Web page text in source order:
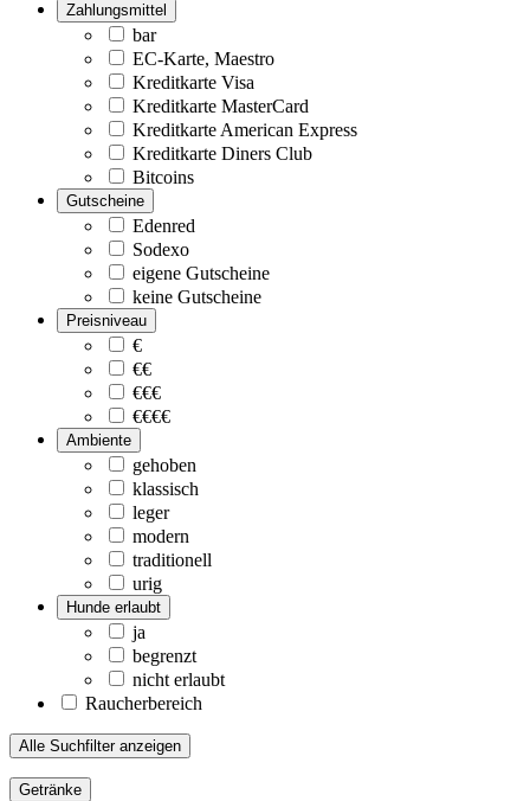
Zahlungsmittel
bar
EC-Karte, Maestro
Kreditkarte Visa
Kreditkarte MasterCard
Kreditkarte American Express
Kreditkarte Diners Club
Bitcoins
Gutscheine
Edenred
Sodexo
eigene Gutscheine
keine Gutscheine
Preisniveau
€
€€
€€€
€€€€
Ambiente
gehoben
klassisch
leger
modern
traditionell
urig
Hunde erlaubt
ja
begrenzt
nicht erlaubt
Raucherbereich
Alle Suchfilter anzeigen
Getränke